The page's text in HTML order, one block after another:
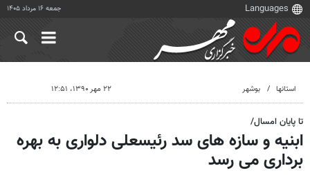
جمعه ۱۶ مرداد ۱۴۰۵
استانها بوشهر ۲۲ مهر ۱۳۹۰، ۱۲:۵۱
تا پایان امسال/
ابنیه و سازه های سد رئیسعلی دلواری به بهره
برداری می رسد